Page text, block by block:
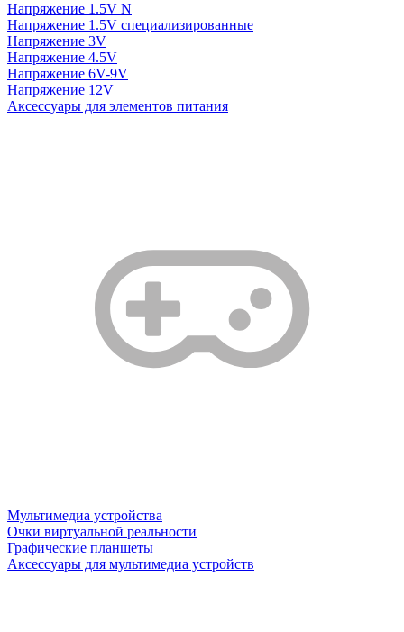
Напряжение 1.5V N
Напряжение 1.5V специализированные
Напряжение 3V
Напряжение 4.5V
Напряжение 6V-9V
Напряжение 12V
Аксессуары для элементов питания
Мультимедиа устройства
Очки виртуальной реальности
Графические планшеты
Аксессуары для мультимедиа устройств